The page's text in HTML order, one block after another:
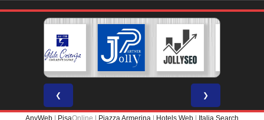
❮ ❯
AnyWeb PisaOnline | Piazza Armerina Hotels Web Italia Search